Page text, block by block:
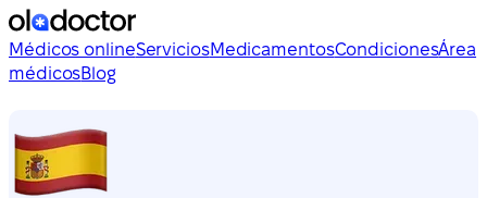
Médicos onlineServiciosMedicamentosCondicionesÁrea
médicosBlog